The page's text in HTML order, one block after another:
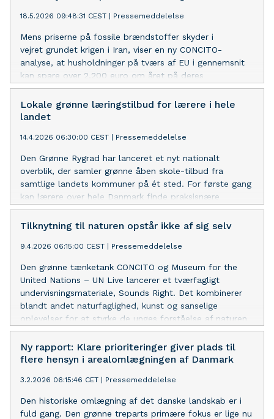
18.5.2026 09:48:31 CEST Pressemeddelelse
Mens priserne på fossile brændstoffer skyder i
vejret grundet krigen i Iran, viser en ny CONCITO-
analyse, at husholdninger på tværs af EU i gennemsnit
kan spare over 2.200 euro om året på deres
energiregninger ved at skifte til varmepumper og elbiler.
Lokale grønne læringstilbud for lærere i hele
landet
14.4.2026 06:30:00 CEST Pressemeddelelse
Den Grønne Rygrad har lanceret et nyt nationalt
overblik, der samler grønne åben skole-tilbud fra
samtlige landets kommuner på ét sted. For første gang
kan lærere over hele Danmark finde praksisnære
undervisningstilbud inden for klima, natur og
bæredygtighed, hvor de kan tage deres elever med ud i
Tilknytning til naturen opstår ikke af sig selv
9.4.2026 06:15:00 CEST Pressemeddelelse
Den grønne tænketank CONCITO og Museum for the
United Nations – UN Live lancerer et tværfagligt
undervisningsmateriale, Sounds Right. Det kombinerer
blandt andet naturfaglighed, kunst og sanselige
oplevelser for at styrke de unges forståelse af naturen
og deres engagement i den grønne omstilling.
Ny rapport: Klare prioriteringer giver plads til
flere hensyn i arealomlægningen af Danmark
3.2.2026 06:15:46 CET Pressemeddelelse
Den historiske omlægning af det danske landskab er i
fuld gang. Den grønne treparts primære fokus er lige nu